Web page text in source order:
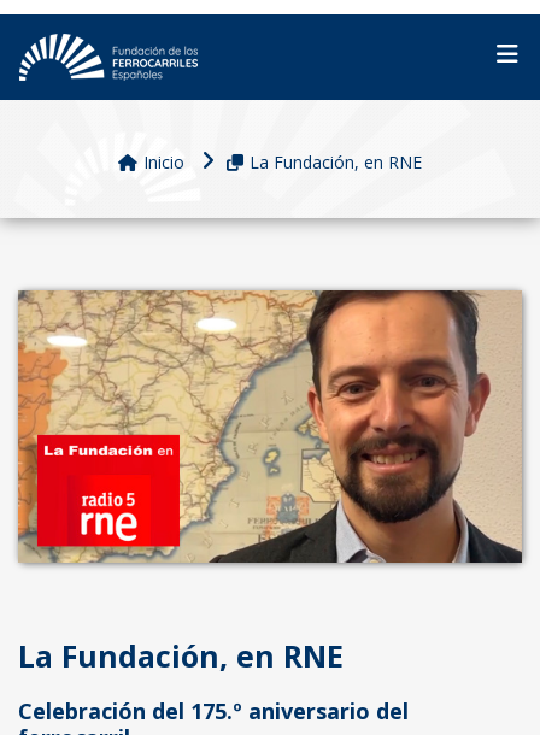
Inicio La Fundación, en RNE
La Fundación, en RNE
Celebración del 175.º aniversario del